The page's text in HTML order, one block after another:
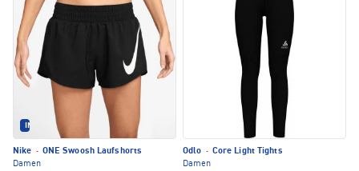
IM SET ERHÄLTLICH
Nike · ONE Swoosh Laufshorts
Damen
Odlo · Core Light Tights
Damen